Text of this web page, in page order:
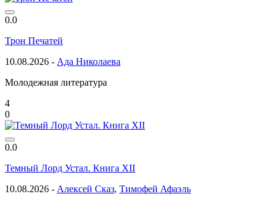
0.0
Трон Печатей
10.08.2026 - Ада Николаева
Молодежная литература
4
0
0.0
Темный Лорд Устал. Книга XII
10.08.2026 - Алексей Сказ, Тимофей Афаэль